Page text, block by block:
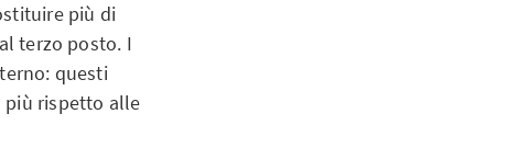
più di
terzo posto. I
questi
più rispetto alle